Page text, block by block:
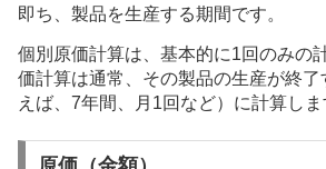
即ち、製品を生産する期間です。
個別原価計算は、基本的に1回のみの
価計算は通常、その製品の生産が終了
えば、7年間、月1回など）に計算しま